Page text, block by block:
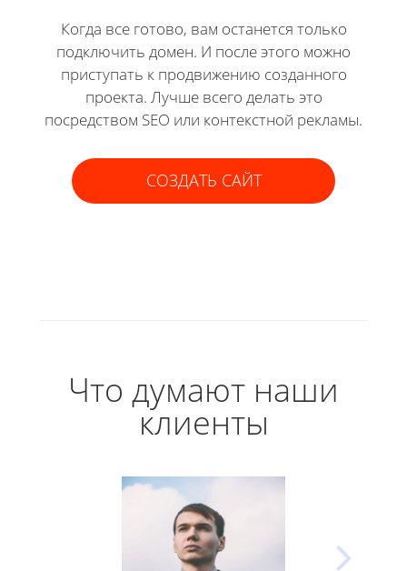
Когда все готово, вам останется только
подключить домен. И после этого можно
приступать к продвижению созданного
проекта. Лучше всего делать это
посредством SEO или контекстной рекламы.
СОЗДАТЬ САЙТ
Что думают наши
клиенты